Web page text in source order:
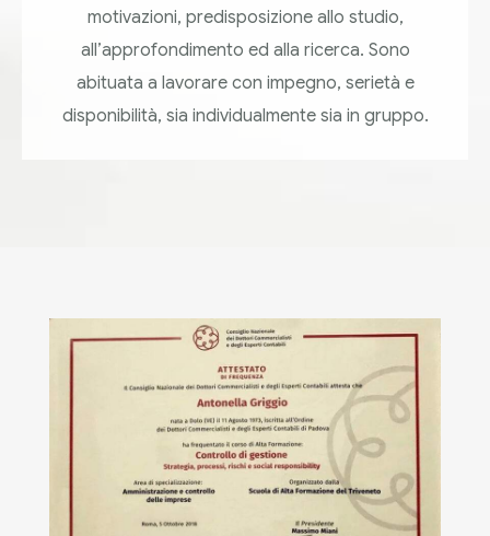
motivazioni, predisposizione allo studio,
all’approfondimento ed alla ricerca. Sono
abituata a lavorare con impegno, serietà e
disponibilità, sia individualmente sia in gruppo.